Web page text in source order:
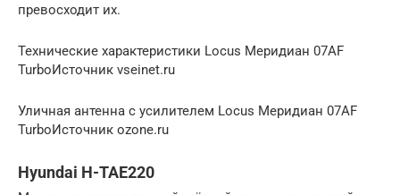
превосходит их.
Технические характеристики Locus Меридиан 07AF
TurboИсточник vseinet.ru
Уличная антенна с усилителем Locus Меридиан 07AF
TurboИсточник ozone.ru
Hyundai H-TAE220